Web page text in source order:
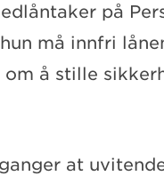
på
må innfri
å stille
at